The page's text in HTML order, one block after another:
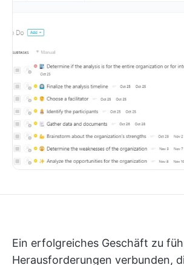
Ein erfolgreiches Geschäft zu
Herausforderungen verbunden,